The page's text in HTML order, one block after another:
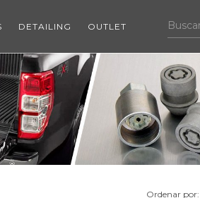
DETAILING OUTLET
Ordenar por: